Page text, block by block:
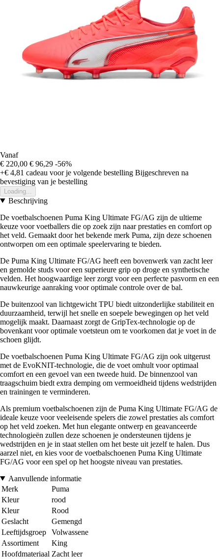
Vanaf
€ 220,00 € 96,29 -56%
+€ 4,81 cadeau voor je volgende bestelling Bijgeschreven na
bevestiging van je bestelling
Loading...
Beschrijving
De voetbalschoenen Puma King Ultimate FG/AG zijn de ultieme
keuze voor voetballers die op zoek zijn naar prestaties en comfort op
het veld. Gemaakt door het bekende merk Puma, zijn deze schoenen
ontworpen om een optimale speelervaring te bieden.
De Puma King Ultimate FG/AG heeft een bovenwerk van zacht leer
en gemolde studs voor een superieure grip op droge en synthetische
velden. Het hoogwaardige leer zorgt voor een perfecte pasvorm en een
nauwkeurige aanraking voor optimale controle over de bal.
De buitenzool van lichtgewicht TPU biedt uitzonderlijke stabiliteit en
duurzaamheid, terwijl het snelle en soepele bewegingen op het veld
mogelijk maakt. Daarnaast zorgt de GripTex-technologie op de
bovenkant voor optimale voetsteun om te voorkomen dat je voet in de
schoen glijdt.
De voetbalschoenen Puma King Ultimate FG/AG zijn ook uitgerust
met de EvoKNIT-technologie, die de voet omhult voor optimaal
comfort en een gevoel van een tweede huid. De binnenzool van
traagschuim biedt extra demping om vermoeidheid tijdens wedstrijden
en trainingen te verminderen.
Als premium voetbalschoenen zijn de Puma King Ultimate FG/AG de
ideale keuze voor veeleisende spelers die zowel prestaties als comfort
op het veld zoeken. Met hun elegante ontwerp en geavanceerde
technologieën zullen deze schoenen je ondersteunen tijdens je
wedstrijden en je in staat stellen om het beste uit jezelf te halen. Dus
aarzel niet, en kies voor de voetbalschoenen Puma King Ultimate
FG/AG voor een spel op het hoogste niveau van prestaties.
Aanvullende informatie
Merk
Puma
Kleur
rood
Kleur
Rood
Geslacht
Gemengd
Leeftijdsgroep
Volwassene
Assortiment
King
Hoofdmateriaal Zacht leer